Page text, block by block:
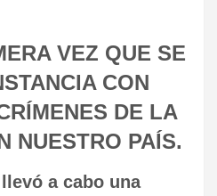
VEZ QUE SE
CON
DE LA
NUESTRO PAÍS.
a cabo una